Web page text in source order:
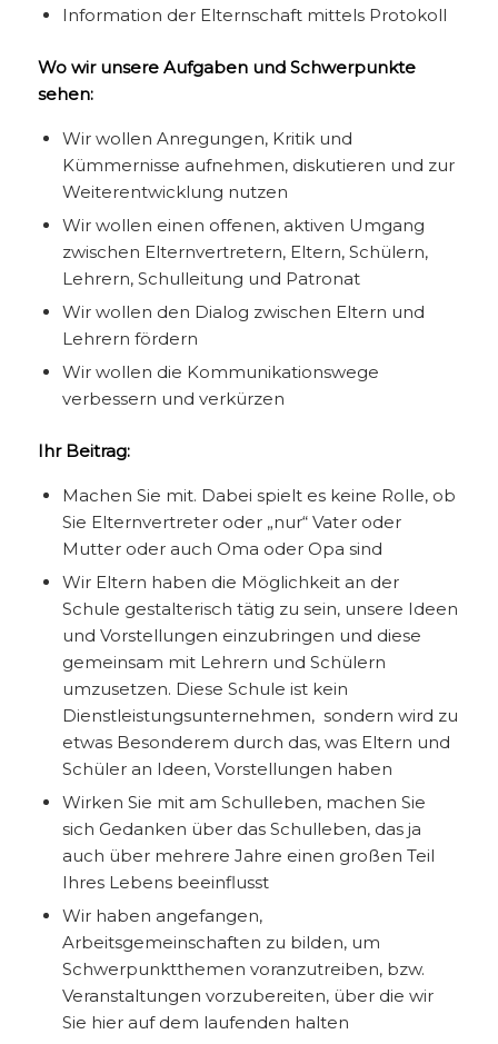
Information der Elternschaft mittels Protokoll
Wo wir unsere Aufgaben und Schwerpunkte
sehen:
Wir wollen Anregungen, Kritik und
Kümmernisse aufnehmen, diskutieren und zur
Weiterentwicklung nutzen
Wir wollen einen offenen, aktiven Umgang
zwischen Elternvertretern, Eltern, Schülern,
Lehrern, Schulleitung und Patronat
Wir wollen den Dialog zwischen Eltern und
Lehrern fördern
Wir wollen die Kommunikationswege
verbessern und verkürzen
Ihr Beitrag:
Machen Sie mit. Dabei spielt es keine Rolle, ob
Sie Elternvertreter oder „nur“ Vater oder
Mutter oder auch Oma oder Opa sind
Wir Eltern haben die Möglichkeit an der
Schule gestalterisch tätig zu sein, unsere Ideen
und Vorstellungen einzubringen und diese
gemeinsam mit Lehrern und Schülern
umzusetzen. Diese Schule ist kein
Dienstleistungsunternehmen, sondern wird zu
etwas Besonderem durch das, was Eltern und
Schüler an Ideen, Vorstellungen haben
Wirken Sie mit am Schulleben, machen Sie
sich Gedanken über das Schulleben, das ja
auch über mehrere Jahre einen großen Teil
Ihres Lebens beeinflusst
Wir haben angefangen,
Arbeitsgemeinschaften zu bilden, um
Schwerpunktthemen voranzutreiben, bzw.
Veranstaltungen vorzubereiten, über die wir
Sie hier auf dem laufenden halten